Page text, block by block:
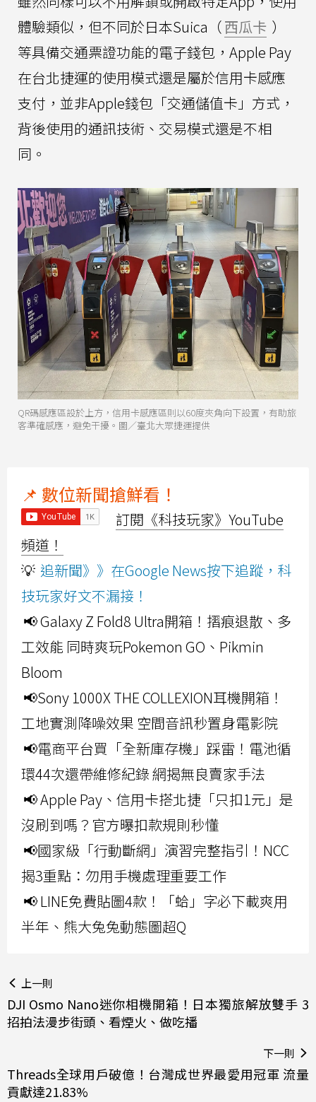
體驗類似，但不同於日本Suica（西瓜卡 ）
等具備交通票證功能的電子錢包，Apple Pay
在台北捷運的使用模式還是屬於信用卡感應
支付，並非Apple錢包「交通儲值卡」方式，
背後使用的通訊技術、交易模式還是不相
同。
QR碼感應區設於上方，信用卡感應區則以60度夾角向下設置，有助旅
客準確感應，避免干擾。圖／臺北大眾捷運提供
📌 數位新聞搶鮮看！
訂閱《科技玩家》YouTube
頻道！
💡 追新聞》》在Google News按下追蹤，科
技玩家好文不漏接！
📢 Galaxy Z Fold8 Ultra開箱！摺痕退散、多
工效能 同時爽玩Pokemon GO、Pikmin
Bloom
📢Sony 1000X THE COLLEXION耳機開箱！
工地實測降噪效果 空間音訊秒置身電影院
📢電商平台買「全新庫存機」踩雷！電池循
環44次還帶維修紀錄 網揭無良賣家手法
📢 Apple Pay、信用卡搭北捷「只扣1元」是
沒刷到嗎？官方曝扣款規則秒懂
📢國家級「行動斷網」演習完整指引！NCC
揭3重點：勿用手機處理重要工作
📢 LINE免費貼圖4款！「蛤」字必下載爽用
半年、熊大兔兔動態圖超Q
上一則
DJI Osmo Nano迷你相機開箱！日本獨旅解放雙手 3
招拍法漫步街頭、看煙火、做吃播
下一則
Threads全球用戶破億！台灣成世界最愛用冠軍 流量
貢獻達21.83%